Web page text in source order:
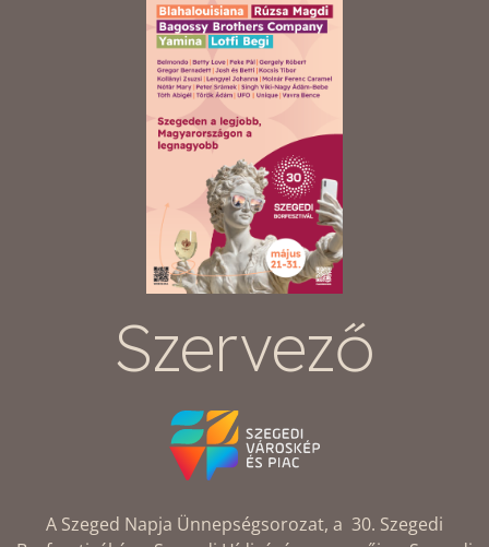
Szervező
A Szeged Napja Ünnepségsorozat, a 30. Szegedi